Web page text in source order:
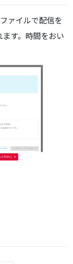
ァイルで配信を
す。時間をおい